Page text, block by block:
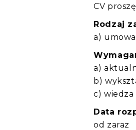
CV
Rodzaj
a)
a)
b)
c)
Data
od zaraz